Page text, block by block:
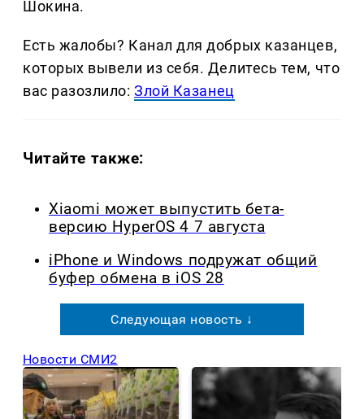
Шокина.
Есть жалобы? Канал для добрых казанцев,
которых вывели из себя. Делитеcь тем, что
вас разозлило:Злой Казанец
Читайте также:
Xiaomi может выпустить бета-
версию HyperOS 4 7 августа
iPhone и Windows подружат общий
буфер обмена в iOS 28
Следующая новость ↓
Новости СМИ2